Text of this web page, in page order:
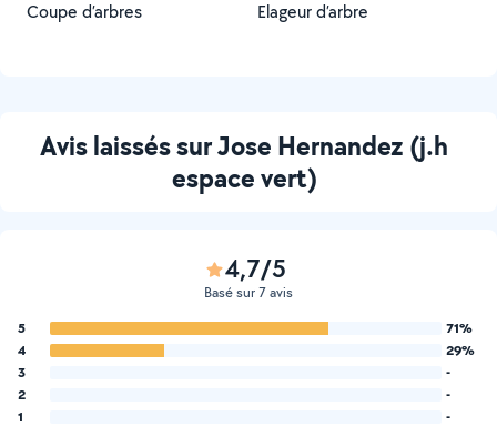
Coupe d’arbres Elageur d’arbre
Avis laissés sur Jose Hernandez (j.h
espace vert)
4,7/5
Basé sur 7 avis
5
71%
4
29%
3
-
2
-
1
-